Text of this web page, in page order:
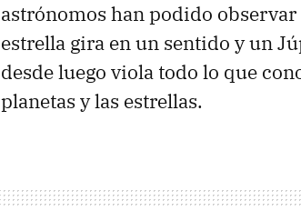
astrónomos han podido
estrella gira en un sentido y un
desde luego viola todo lo que
planetas y las estrellas.